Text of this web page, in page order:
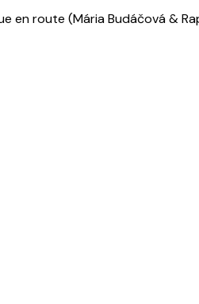
en route (Mária Budáčová &